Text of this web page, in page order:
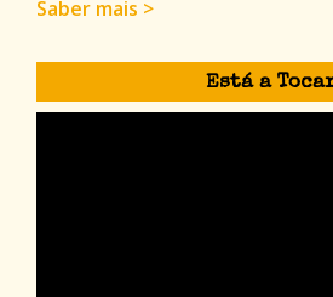
Saber mais >
Está a